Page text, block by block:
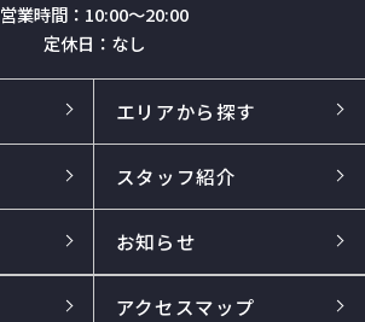
営業時間：10:00～20:00
定休日：なし
エリアから探す
スタッフ紹介
お知らせ
アクセスマップ